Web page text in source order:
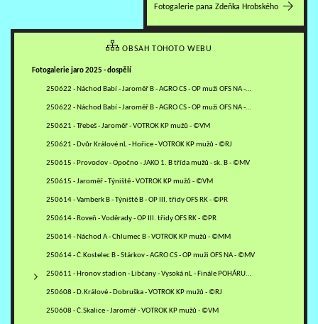
Fotogalerie pana Zdeňka Hrobského
OBSAH TOHOTO WEBU
Fotogalerie jaro 2025 - dospělí
250622 - Náchod Babí - Jaroměř B - AGRO CS - OP muži OFS NA -…
250622 - Náchod Babí - Jaroměř B - AGRO CS - OP muži OFS NA -…
250621 - Třebeš - Jaroměř - VOTROK KP mužů - ©VM
250621 - Dvůr Králové nL - Hořice - VOTROK KP mužů - ©RJ
250615 - Provodov - Opočno - JAKO 1. B třída mužů - sk. B - ©MV
250615 - Jaroměř - Týniště - VOTROK KP mužů - ©VM
250614 - Vamberk B - Týniště B - OP III. třidy OFS RK - ©PR
250614 - Roveň - Voděrady - OP III. třidy OFS RK - ©PR
250614 - Náchod A - Chlumec B - VOTROK KP mužů - ©MM
250614 - Č.Kostelec B - Stárkov - AGRO CS - OP muži OFS NA - ©MV
250611 - Hronov stadion - Libčany - Vysoká nL - Finále POHÁRU…
250608 - D.Králové - Dobruška - VOTROK KP mužů - ©RJ
250608 - Č.Skalice - Jaroměř - VOTROK KP mužů - ©VM